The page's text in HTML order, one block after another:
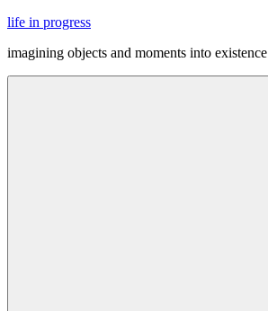
Skip
content
life in progress
imagining objects and moments into existence